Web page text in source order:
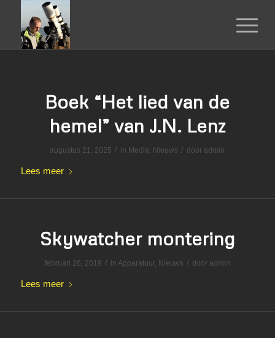
Boek “Het lied van de
hemel” van J.N. Lenz
augustus 21, 2025 / in Media, Nieuws / door admin
Lees meer
Skywatcher montering
februari 26, 2019 / in Apparatuur, Nieuws / door admin
Lees meer